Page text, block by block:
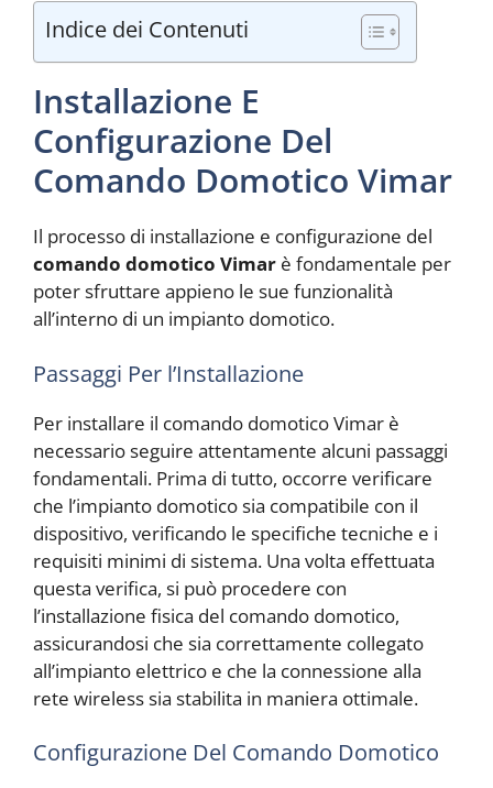
Indice dei Contenuti
Installazione E
Configurazione Del
Comando Domotico Vimar
Il processo di installazione e configurazione del
comando domotico Vimar è fondamentale per
poter sfruttare appieno le sue funzionalità
all’interno di un impianto domotico.
Passaggi Per l’Installazione
Per installare il comando domotico Vimar è
necessario seguire attentamente alcuni passaggi
fondamentali. Prima di tutto, occorre verificare
che l’impianto domotico sia compatibile con il
dispositivo, verificando le specifiche tecniche e i
requisiti minimi di sistema. Una volta effettuata
questa verifica, si può procedere con
l’installazione fisica del comando domotico,
assicurandosi che sia correttamente collegato
all’impianto elettrico e che la connessione alla
rete wireless sia stabilita in maniera ottimale.
Configurazione Del Comando Domotico